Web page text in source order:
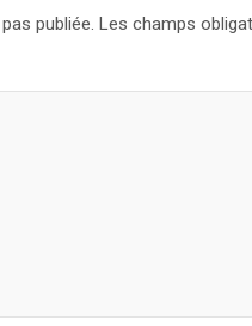
publiée. Les champs